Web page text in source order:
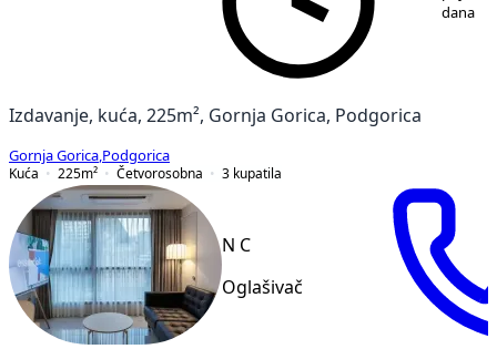
dana
Izdavanje, kuća, 225m², Gornja Gorica, Podgorica
Gornja Gorica Podgorica
Kuća
225m² Četvorosobna 3 kupatila
N C
Oglašivač